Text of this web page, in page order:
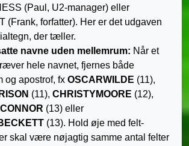
(Paul, U2-manager) eller
(Frank, forfatter). Her er det udgaven
der tæller.
navne uden mellemrum: Når et
hele navnet, fjernes både
og apostrof, fx OSCARWILDE (11),
(11), CHRISTYMOORE (12),
(13) eller
(13). Hold øje med felt-
skal være nøjagtig samme antal felter